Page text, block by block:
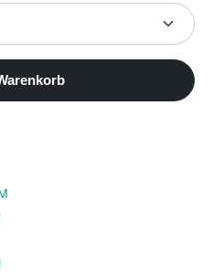
Wert ein